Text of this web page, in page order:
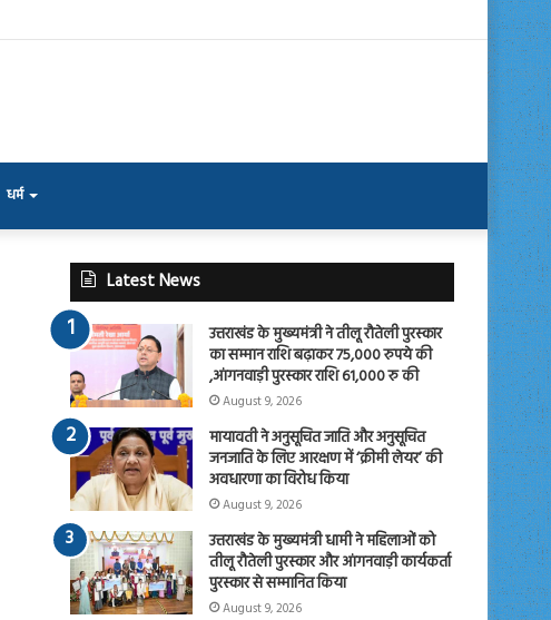
धर्म
Latest News
उत्तराखंड के मुख्यमंत्री ने तीलू रौतेली पुरस्कार
का सम्मान राशि बढ़ाकर 75,000 रुपये की
,आंगनवाड़ी पुरस्कार राशि 61,000 रु की
August 9, 2026
मायावती ने अनुसूचित जाति और अनुसूचित
जनजाति के लिए आरक्षण में ‘क्रीमी लेयर’ की
अवधारणा का विरोध किया
August 9, 2026
उत्तराखंड के मुख्यमंत्री धामी ने महिलाओं को
तीलू रौतेली पुरस्कार और आंगनवाड़ी कार्यकर्ता
पुरस्कार से सम्मानित किया
August 9, 2026